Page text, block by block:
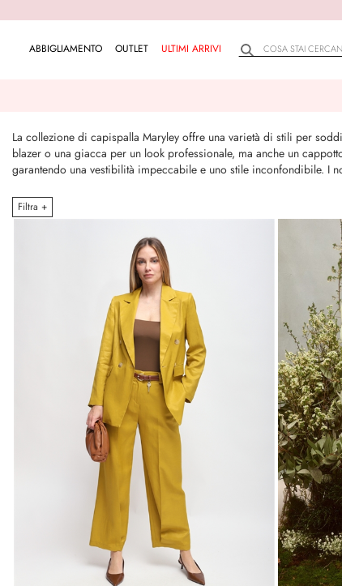
ABBIGLIAMENTO OUTLET ULTIMI ARRIVI
La collezione di capispalla Maryley offre una varietà di stili per
blazer o una giacca per un look professionale, ma anche un
garantendo una vestibilità impeccabile e uno stile inconfondibile. I
Filtra +